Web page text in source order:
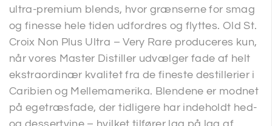
ultra-premium blends, hvor grænserne for smag
og finesse hele tiden udfordres og flyttes. Old St.
Croix Non Plus Ultra – Very Rare produceres kun,
når vores Master Distiller udvælger fade af helt
ekstraordinær kvalitet fra de fineste destillerier i
Caribien og Mellemamerika. Blendene er modnet
på egetræsfade, der tidligere har indeholdt hed-